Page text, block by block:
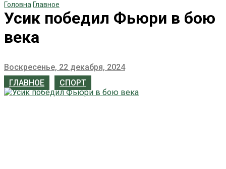
Головна Главное
Усик победил Фьюри в бою
века
Воскресенье, 22 декабря, 2024
ГЛАВНОЕ
СПОРТ